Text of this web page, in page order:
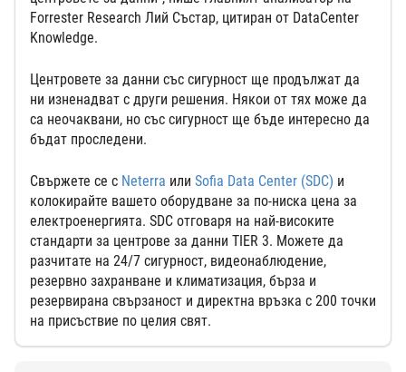
Forrester Research Лий Състар, цитиран от DataCenter
Knowledge.
Центровете за данни със сигурност ще продължат да
ни изненадват с други решения. Някои от тях може да
са неочаквани, но със сигурност ще бъде интересно да
бъдат проследени.
Свържете се с Neterra или Sofia Data Center (SDC) и
колокирайте вашето оборудване за по-ниска цена за
електроенергията. SDC отговаря на най-високите
стандарти за центрове за данни TIER 3. Можете да
разчитате на 24/7 сигурност, видеонаблюдение,
резервно захранване и климатизация, бърза и
резервирана свързаност и директна връзка с 200 точки
на присъствие по целия свят.